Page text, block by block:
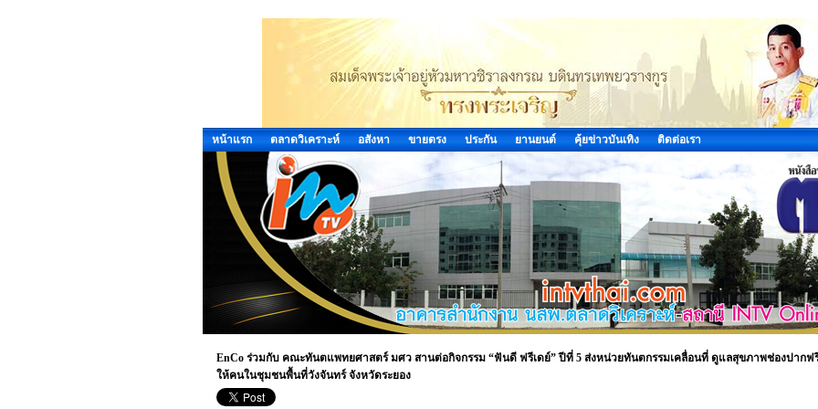
หน้าแรก ตลาดวิเคราะห์ อสังหา ขายตรง ประกัน ยานยนต์ คุ้ยข่าวบันเทิง ติดต่อเรา
EnCo ร่วมกับ คณะทันตแพทยศาสตร์ มศว สานต่อกิจกรรม “ฟันดี ฟรีเดย์” ปีที่ 5 ส่งหน่วยทันตกรรมเคลื่อนที่ ดูแลสุขภาพช่องปากฟ
ให้คนในชุมชนพื้นที่วังจันทร์ จังหวัดระยอง